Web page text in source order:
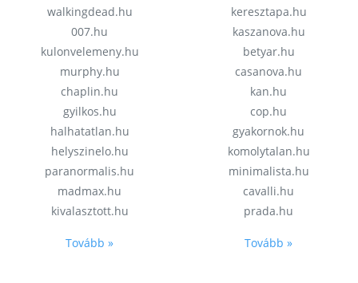
walkingdead.hu
007.hu
kulonvelemeny.hu
murphy.hu
chaplin.hu
gyilkos.hu
halhatatlan.hu
helyszinelo.hu
paranormalis.hu
madmax.hu
kivalasztott.hu
Tovább »
keresztapa.hu
kaszanova.hu
betyar.hu
casanova.hu
kan.hu
cop.hu
gyakornok.hu
komolytalan.hu
minimalista.hu
cavalli.hu
prada.hu
Tovább »